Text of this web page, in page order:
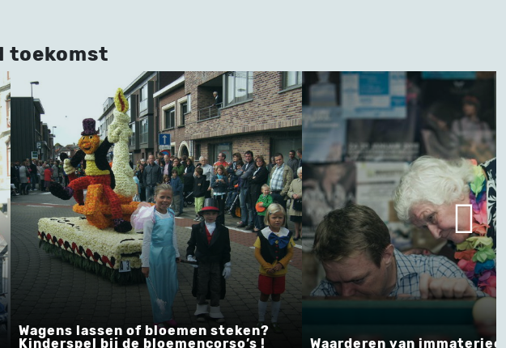
toekomst
Wagens lassen of bloemen steken?
Kinderspel bij de bloemencorso’s !
Waarderen van